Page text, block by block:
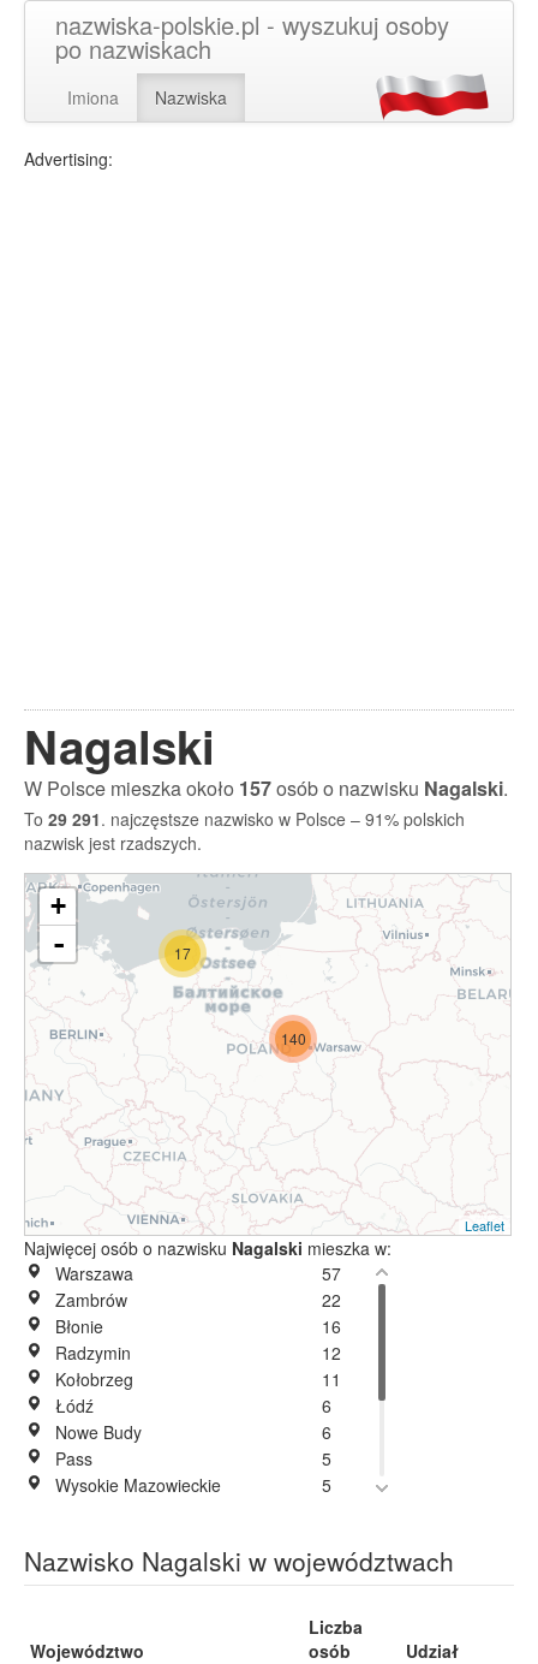
nazwiska-polskie.pl - wyszukuj osoby
po nazwiskach
Imiona Nazwiska
Advertising:
Nagalski
W Polsce mieszka około 157osób o nazwisku Nagalski.
To 29 291. najczęstsze nazwisko w Polsce – 91% polskich
nazwisk jest rzadszych.
17
140
+
-
Leaflet
Najwięcej osób o nazwisku Nagalski mieszka w:
Warszawa
57
Zambrów
22
Błonie
16
Radzymin
12
Kołobrzeg
11
Łódź
6
Nowe Budy
6
Pass
5
Wysokie Mazowieckie
5
Zgierz
4
Budy Bolewskie
2
2
Bolewo
1
Nazwisko Nagalski w województwach
Województwo
Liczba
osób
Udział